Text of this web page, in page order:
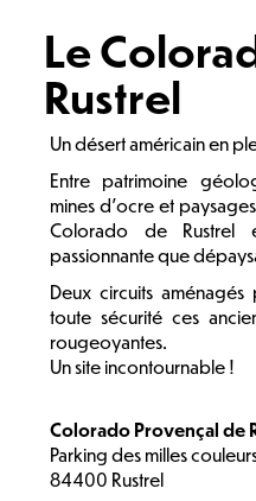
Le
Rustrel
Un désert américain en
Entre patrimoine
mines d'ocre et
Colorado de Rustrel
passionnante que
Deux circuits
toute sécurité ces
rougeoyantes.
Un site incontournable !
Colorado Provençal de
Parking des milles
84400 Rustrel